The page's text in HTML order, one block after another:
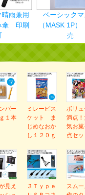
雨兼用
傘 印刷
ベーシックマ
（MASK 1P
売
バー
１本
ミレービス
ケット ま
じめなおか
し１２０ｇ
ボリ
満点！
気お菓
点セッ
見え
３Ｔｙｐｅ
スム